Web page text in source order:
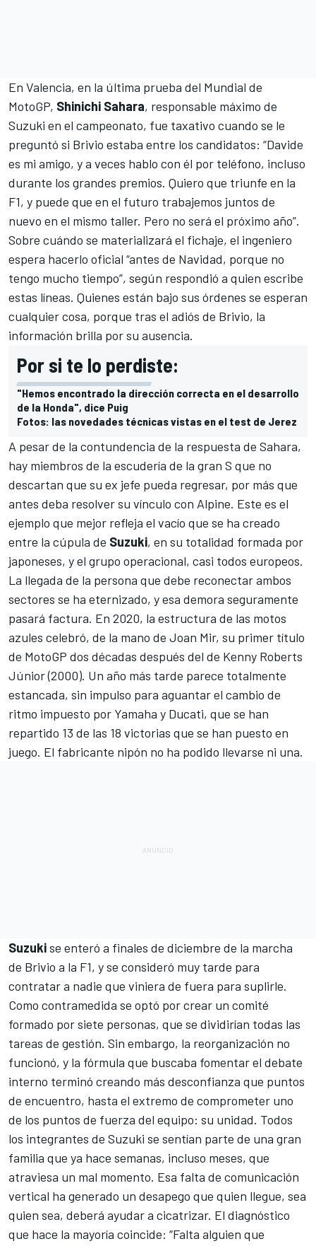
En Valencia, en la última prueba del Mundial de
MotoGP, Shinichi Sahara, responsable máximo de
Suzuki en el campeonato, fue taxativo cuando se le
preguntó si Brivio estaba entre los candidatos: “Davide
es mi amigo, y a veces hablo con él por teléfono, incluso
durante los grandes premios. Quiero que triunfe en la
F1, y puede que en el futuro trabajemos juntos de
nuevo en el mismo taller. Pero no será el próximo año”.
Sobre cuándo se materializará el fichaje, el ingeniero
espera hacerlo oficial “antes de Navidad, porque no
tengo mucho tiempo”, según respondió a quien escribe
estas líneas. Quienes están bajo sus órdenes se esperan
cualquier cosa, porque tras el adiós de Brivio, la
información brilla por su ausencia.
Por si te lo perdiste:
"Hemos encontrado la dirección correcta en el desarrollo
de la Honda", dice Puig
Fotos: las novedades técnicas vistas en el test de Jerez
A pesar de la contundencia de la respuesta de Sahara,
hay miembros de la escudería de la gran S que no
descartan que su ex jefe pueda regresar, por más que
antes deba resolver su vínculo con Alpine. Este es el
ejemplo que mejor refleja el vacío que se ha creado
entre la cúpula de Suzuki, en su totalidad formada por
japoneses, y el grupo operacional, casi todos europeos.
La llegada de la persona que debe reconectar ambos
sectores se ha eternizado, y esa demora seguramente
pasará factura. En 2020, la estructura de las motos
azules celebró, de la mano de Joan Mir, su primer título
de MotoGP dos décadas después del de Kenny Roberts
Júnior (2000). Un año más tarde parece totalmente
estancada, sin impulso para aguantar el cambio de
ritmo impuesto por Yamaha y Ducati, que se han
repartido 13 de las 18 victorias que se han puesto en
juego. El fabricante nipón no ha podido llevarse ni una.
Suzukise enteró a finales de diciembre de la marcha
de Brivio a la F1, y se consideró muy tarde para
contratar a nadie que viniera de fuera para suplirle.
Como contramedida se optó por crear un comité
formado por siete personas, que se dividirían todas las
tareas de gestión. Sin embargo, la reorganización no
funcionó, y la fórmula que buscaba fomentar el debate
interno terminó creando más desconfianza que puntos
de encuentro, hasta el extremo de comprometer uno
de los puntos de fuerza del equipo: su unidad. Todos
los integrantes de Suzuki se sentían parte de una gran
familia que ya hace semanas, incluso meses, que
atraviesa un mal momento. Esa falta de comunicación
vertical ha generado un desapego que quien llegue, sea
quien sea, deberá ayudar a cicatrizar. El diagnóstico
que hace la mayoría coincide: “Falta alguien que